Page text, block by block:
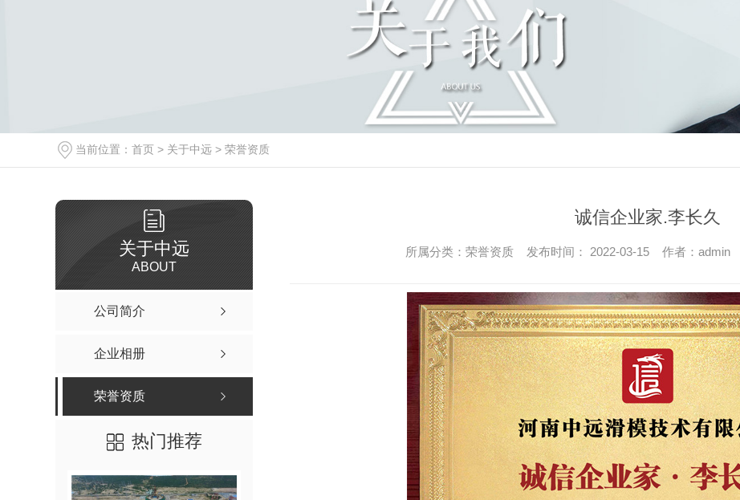
水泥仓滑模
当前位置： 首页 > 关于中远 > 荣誉资质
关于中远
ABOUT
公司简介
企业相册
荣誉资质
热门推荐
诚信企业家.李长久
所属分类：荣誉资质 发布时间： 2022-03-15 作者：admin